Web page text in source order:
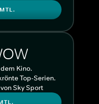
Kino.
Top-Serien.
Sky Sport